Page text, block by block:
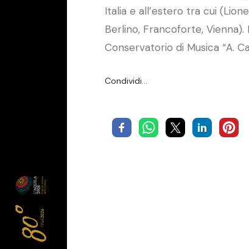
Italia e all’estero tra cui
Berlino, Francoforte,
Conservatorio di Musica “A.
Condividi…